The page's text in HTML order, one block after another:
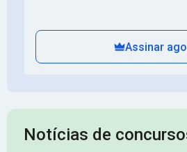
Assinar
Notícias de